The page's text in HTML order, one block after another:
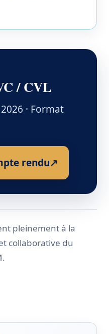
/ CVL
· Format
rendu↗
pleinement à la
collaborative du
dictée du Rotary